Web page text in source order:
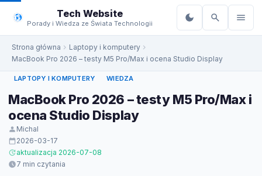
do
treści
Tech Website
Porady i Wiedza ze Świata Technologii
Strona główna
Laptopy i komputery
MacBook Pro 2026 – testy M5 Pro/Max i ocena Studio Display
LAPTOPY I KOMPUTERY WIEDZA
MacBook Pro 2026 – testy M5 Pro/Max i
ocena Studio Display
Michal
2026-03-17
aktualizacja 2026-07-08
7 min czytania